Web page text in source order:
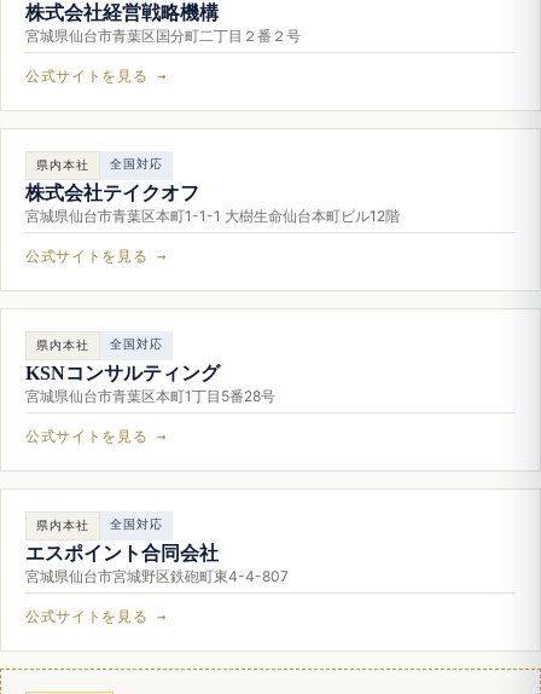
株式会社経営戦略機構
宮城県仙台市青葉区国分町二丁目２番２号
公式サイトを見る →
県内本社 全国対応
株式会社テイクオフ
宮城県仙台市青葉区本町1-1-1 大樹生命仙台本町ビル12階
公式サイトを見る →
県内本社 全国対応
KSNコンサルティング
宮城県仙台市青葉区本町1丁目5番28号
公式サイトを見る →
県内本社 全国対応
エスポイント合同会社
宮城県仙台市宮城野区鉄砲町東4-4-807
公式サイトを見る →